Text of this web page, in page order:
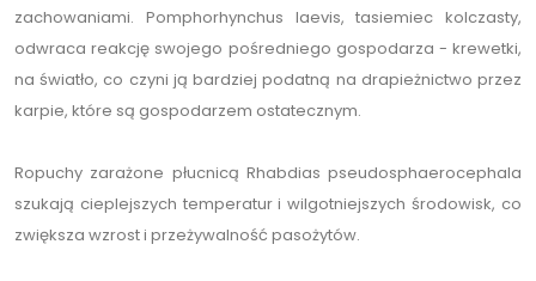
zachowaniami. Pomphorhynchus laevis, tasiemiec kolczasty,
odwraca reakcję swojego pośredniego gospodarza - krewetki,
na światło, co czyni ją bardziej podatną na drapieżnictwo przez
karpie, które są gospodarzem ostatecznym.
Ropuchy zarażone płucnicą Rhabdias pseudosphaerocephala
szukają cieplejszych temperatur i wilgotniejszych środowisk, co
zwiększa wzrost i przeżywalność pasożytów.